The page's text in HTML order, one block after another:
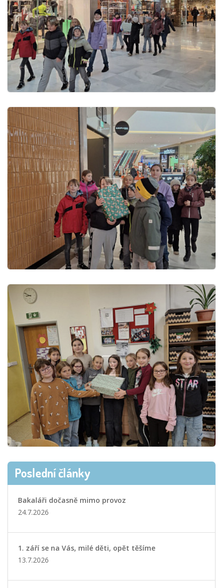
Poslední články
Bakaláři dočasně mimo provoz
24.7.2026
1. září se na Vás, milé děti, opět těšíme
13.7.2026